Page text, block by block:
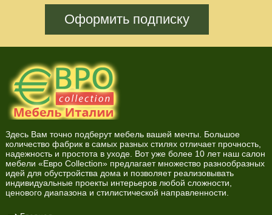
Оформить подписку
Здесь Вам точно подберут мебель вашей мечты. Большое
количество фабрик в самых разных стилях отличает прочность,
надежность и простота в уходе. Вот уже более 10 лет наш салон
мебели «Евро Collection» предлагает множество разнообразных
идей для обустройства дома и позволяет реализовывать
индивидуальные проекты интерьеров любой сложности,
ценового диапазона и стилистической направленности.